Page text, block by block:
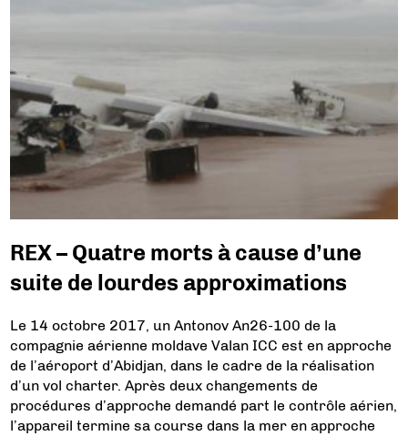
REX – Quatre morts à cause d’une
suite de lourdes approximations
Le 14 octobre 2017, un Antonov An26-100 de la
compagnie aérienne moldave Valan ICC est en approche
de l’aéroport d’Abidjan, dans le cadre de la réalisation
d’un vol charter. Après deux changements de
procédures d’approche demandé part le contrôle aérien,
l’appareil termine sa course dans la mer en approche